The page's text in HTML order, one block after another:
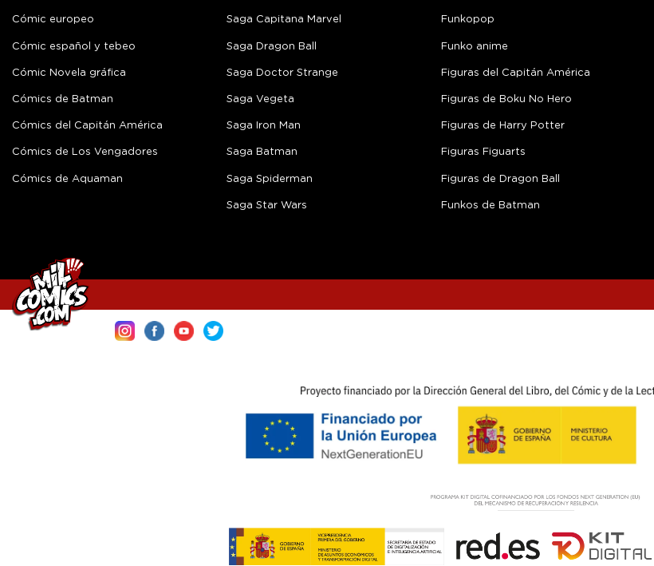
Cómic europeo
Cómic español y tebeo
Cómic Novela gráfica
Cómics de Batman
Cómics del Capitán América
Cómics de Los Vengadores
Cómics de Aquaman
Saga Capitana Marvel
Saga Dragon Ball
Saga Doctor Strange
Saga Vegeta
Saga Iron Man
Saga Batman
Saga Spiderman
Saga Star Wars
Funkopop
Funko anime
Figuras del Capitán América
Figuras de Boku No Hero
Figuras de Harry Potter
Figuras Figuarts
Figuras de Dragon Ball
Funkos de Batman